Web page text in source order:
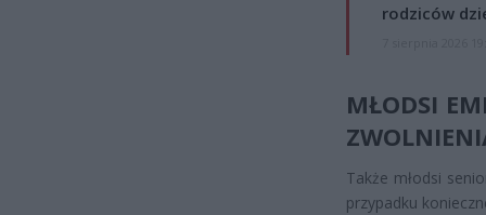
rodziców
MŁODSI
Także młodsi
przypadku